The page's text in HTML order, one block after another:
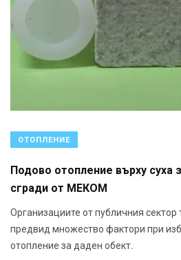
ОТОПЛЕНИЕ
Подово отопление върху суха
сгради от МЕКОМ
Организациите от публичния
предвид множество фактори при
отопление за даден обект.